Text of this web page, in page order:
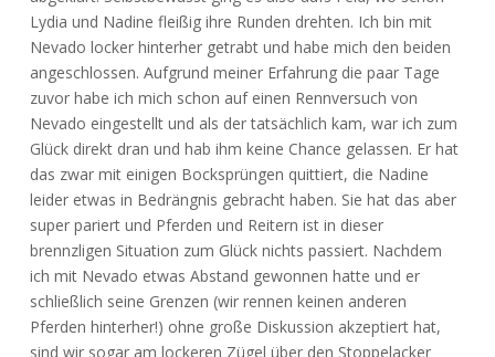
Lydia und Nadine fleißig ihre Runden drehten. Ich bin mit
Nevado locker hinterher getrabt und habe mich den beiden
angeschlossen. Aufgrund meiner Erfahrung die paar Tage
zuvor habe ich mich schon auf einen Rennversuch von
Nevado eingestellt und als der tatsächlich kam, war ich zum
Glück direkt dran und hab ihm keine Chance gelassen. Er hat
das zwar mit einigen Bocksprüngen quittiert, die Nadine
leider etwas in Bedrängnis gebracht haben. Sie hat das aber
super pariert und Pferden und Reitern ist in dieser
brennzligen Situation zum Glück nichts passiert. Nachdem
ich mit Nevado etwas Abstand gewonnen hatte und er
schließlich seine Grenzen (wir rennen keinen anderen
Pferden hinterher!) ohne große Diskussion akzeptiert hat,
sind wir sogar am lockeren Zügel über den Stoppelacker